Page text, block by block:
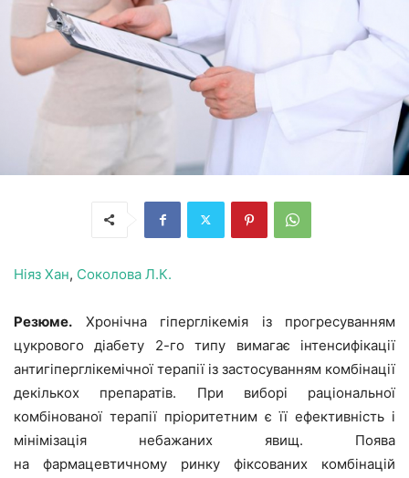
Ніяз Хан, Соколова Л.К.
Резюме. Хронічна гіперглікемія із прогресуванням
цукрового діабету 2-го типу вимагає інтенсифікації
антигіперглікемічної терапії із застосуванням комбінації
декількох препаратів. При виборі раціональної
комбінованої терапії пріоритетним є її ефективність і
мінімізація небажаних явищ. Поява
на фармацевтичному ринку фіксованих комбінацій